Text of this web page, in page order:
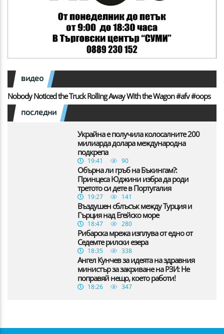
видео
Nobody Noticed the Truck Rolling Away With the Wagon #afv #oops
последни
Украйна е получила колосалните 200
милиарда долара международна
подкрепа
19:41 90
Обърна ли гръб на Бъкингам?:
Принцеса Юджини избра да роди
третото си дете в Португалия
19:27 141
Въздушен сблъсък между Турция и
Гърция над Егейско море
18:47 280
Рибарска мрежа изплува от едно от
Седемте рилски езера
18:35 338
Ангел Кунчев за идеята на здравния
министър за закриване на РЗИ: Не
поправяй нещо, което работи!
18:26 347